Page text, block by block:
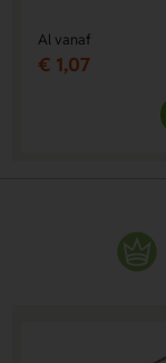
Al vanaf
€ 1,07